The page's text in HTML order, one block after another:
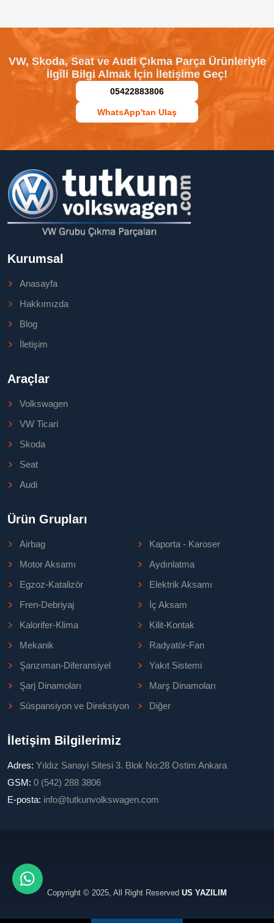
VW, Skoda, Seat ve Audi Çıkma Parça Ürünleriyle
İlgili Bilgi Almak İçin İletişime Geç!
05422883806
WhatsApp'tan Ulaş
Kurumsal
Anasayfa
Hakkımızda
Blog
İletişim
Araçlar
Volkswagen
VW Ticari
Skoda
Seat
Audi
Ürün Grupları
Airbag
Kaporta - Karoser
Motor Aksamı
Aydınlatma
Egzoz-Katalizör
Elektrik Aksamı
Fren-Debriyaj
İç Aksam
Kalorifer-Klima
Kilit-Kontak
Mekanik
Radyatör-Fan
Şanzıman-Diferansiyel
Yakıt Sistemi
Şarj Dinamoları
Marş Dinamoları
Süspansiyon ve Direksiyon
Diğer
İletişim Bilgilerimiz
Adres: Yıldız Sanayi Sitesi 3. Blok No:28 Ostim Ankara
GSM: 0 (542) 288 3806
E-posta: info@tutkunvolkswagen.com
Copyright © 2025, All Right Reserved US YAZILIM